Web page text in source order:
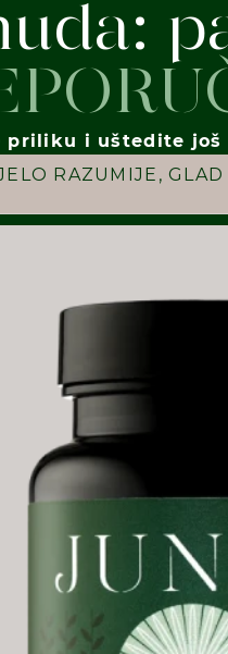
priliku i uštedite još
RAZUMIJE,